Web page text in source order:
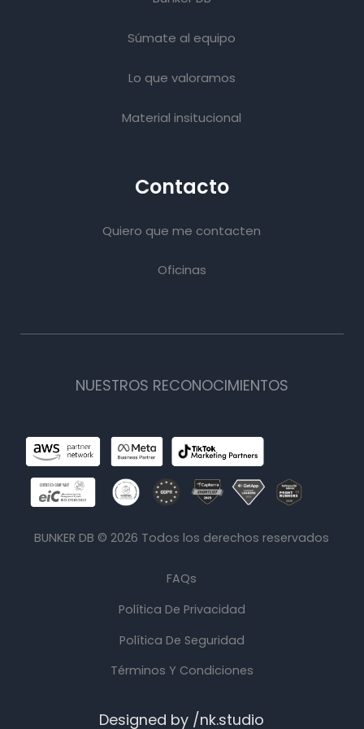
Súmate al equipo
Lo que valoramos
Material insitucional
Contacto
Quiero que me contacten
Oficinas
NUESTROS RECONOCIMIENTOS
BUNKER DB ©2026 Todos los derechos reservados
FAQs
Política De Privacidad
Política De Seguridad
Términos Y Condiciones
Designed by /nk.studio